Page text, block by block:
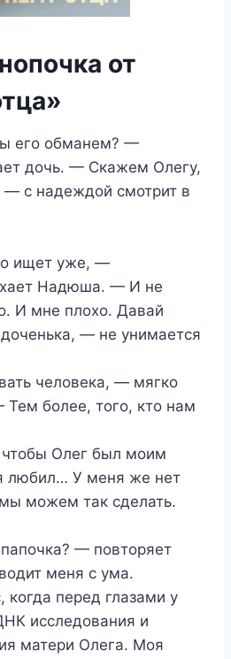
от
его обманем? —
дочь. — Скажем Олегу,
— с надеждой смотрит в
ищет уже, —
Надюша. — И не
И мне плохо. Давай
— не унимается
человека, — мягко
более, того, кто нам
Олег был моим
любил… У меня же нет
можем так сделать.
— повторяет
меня с ума.
когда перед глазами у
исследования и
матери Олега. Моя